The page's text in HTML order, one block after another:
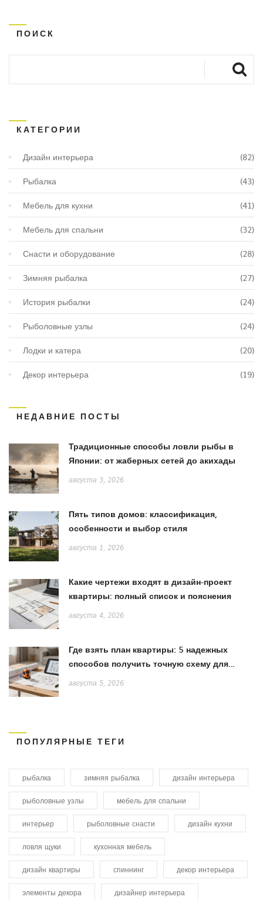
ПОИСК
КАТЕГОРИИ
Дизайн интерьера (82)
Рыбалка (43)
Мебель для кухни (41)
Мебель для спальни (32)
Снасти и оборудование (28)
Зимняя рыбалка (27)
История рыбалки (24)
Рыболовные узлы (24)
Лодки и катера (20)
Декор интерьера (19)
НЕДАВНИЕ ПОСТЫ
Традиционные способы ловли рыбы в
Японии: от жаберных сетей до акихады
августа 3, 2026
Пять типов домов: классификация,
особенности и выбор стиля
августа 1, 2026
Какие чертежи входят в дизайн-проект
квартиры: полный список и пояснения
августа 4, 2026
Где взять план квартиры: 5 надежных
способов получить точную схему для
ремонта
августа 5, 2026
ПОПУЛЯРНЫЕ ТЕГИ
рыбалка зимняя рыбалка дизайн интерьера
рыболовные узлы мебель для спальни
интерьер рыболовные снасти дизайн кухни
ловля щуки кухонная мебель
дизайн квартиры спиннинг декор интерьера
элементы декора дизайнер интерьера